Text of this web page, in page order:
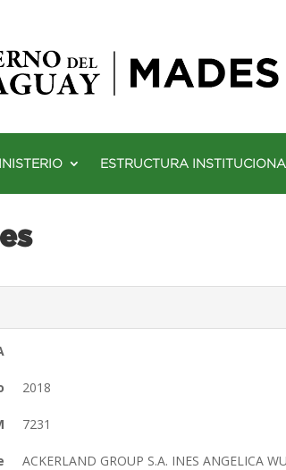
ESTRUCTURA
2018
7231
ACKERLAND GROUP S.A. INES ANGELICA